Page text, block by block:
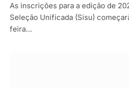
As inscrições para a edição de
Seleção Unificada (Sisu)
feira…